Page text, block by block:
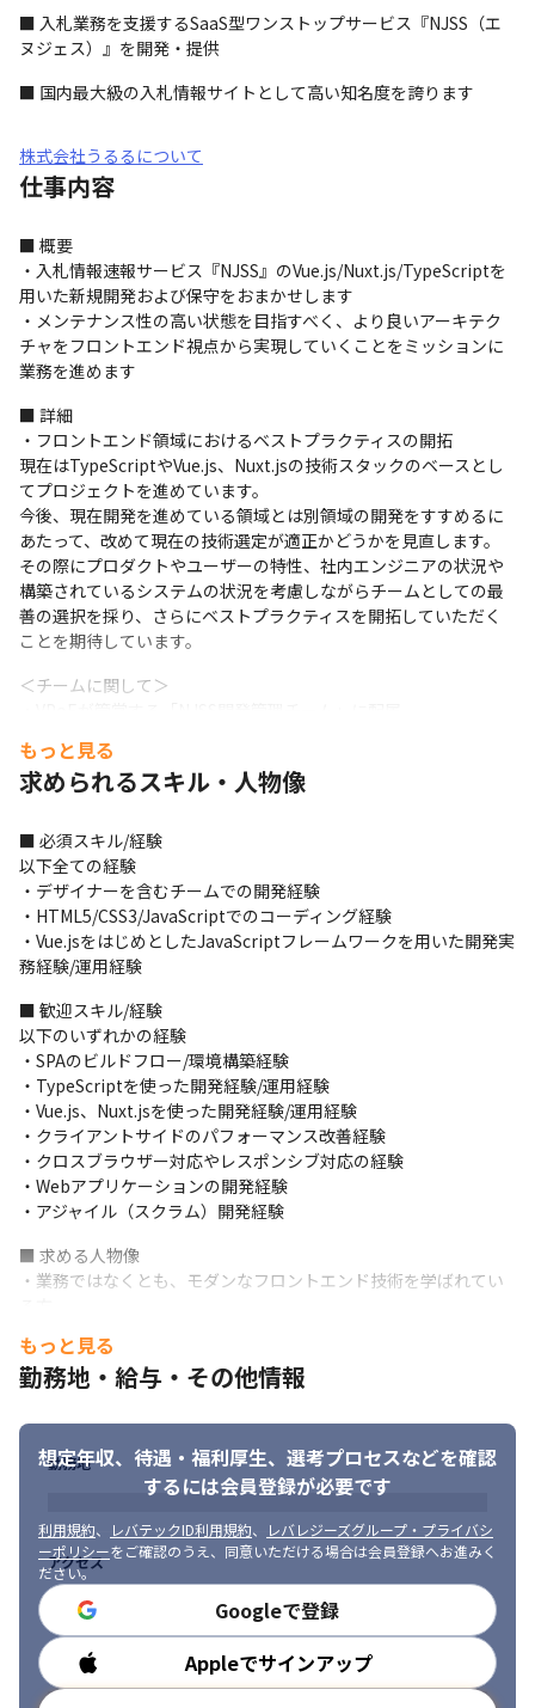
■ 入札業務を支援するSaaS型ワンストップサービス『NJSS（エ
ヌジェス）』を開発・提供
■ 国内最大級の入札情報サイトとして高い知名度を誇ります
株式会社うるるについて
仕事内容
■ 概要
・入札情報速報サービス『NJSS』のVue.js/Nuxt.js/TypeScriptを
用いた新規開発および保守をおまかせします
・メンテナンス性の高い状態を目指すべく、より良いアーキテク
チャをフロントエンド視点から実現していくことをミッションに
業務を進めます
■ 詳細
・フロントエンド領域におけるベストプラクティスの開拓
現在はTypeScriptやVue.js、Nuxt.jsの技術スタックのベースとし
てプロジェクトを進めています。
今後、現在開発を進めている領域とは別領域の開発をすすめるに
あたって、改めて現在の技術選定が適正かどうかを見直します。
その際にプロダクトやユーザーの特性、社内エンジニアの状況や
構築されているシステムの状況を考慮しながらチームとしての最
善の選択を採り、さらにベストプラクティスを開拓していただく
ことを期待しています。
＜チームに関して＞
＜開発環境に関して＞
・その他監視系ツールをプロジェクトに合わせて使用
・スクラム開発を採用し、GitHubを使ったチーム開発を実施
・開発の特徴は以下の資料を参照
エンジニア採用ピッチ資料：
https://speakerdeck.com/uluru_hr/engineer-recruiting
■ この仕事の面白み、魅力
・複数の新機能開発を計画しており、フロントエンド領域を中心
とした有用性や検索性、利便性の高いプロダクトの実現を牽引で
きます
・各アプリケーションチームと共に考え問題を解決する楽しみが
得られます
・周囲の社員から自らの仕事に対しての感謝の声を受け取ること
もあり、やりがいを感じながら働ける環境です
・世の中に価値を与えるサービス作りができる環境です
・挑戦しようとする気持ちが尊重されるため、主体性を持って活
躍できます
もっと見る
求められるスキル・人物像
■ 必須スキル/経験
以下全ての経験
・デザイナーを含むチームでの開発経験
・HTML5/CSS3/JavaScriptでのコーディング経験
・Vue.jsをはじめとしたJavaScriptフレームワークを用いた開発実
務経験/運用経験
■ 歓迎スキル/経験
以下のいずれかの経験
・SPAのビルドフロー/環境構築経験
・TypeScriptを使った開発経験/運用経験
・Vue.js、Nuxt.jsを使った開発経験/運用経験
・クライアントサイドのパフォーマンス改善経験
・クロスブラウザー対応やレスポンシブ対応の経験
・Webアプリケーションの開発経験
・アジャイル（スクラム）開発経験
■ 求める人物像
・業務ではなくとも、モダンなフロントエンド技術を学ばれてい
いがある方
・コンポーネント指向の理解がある方
・グロースハックへの興味関心がある方
・複数のフロント技術（FW等）の知見がある方
・Atomic Designの知見がある方
・チームに対して能動的に働きかける方
・「CIを回しながら、日々デプロイし、良いサービスにしたい」
という気持ちとやる気がある方
・「メンテナブルで、読みやすいコードを書く」という気持ちが
ある方
・チームの状況を把握し、最適解を導き出そうとする思考を持て
もっと見る
勤務地・給与・その他情報
想定年収、待遇・福利厚生、 選考プロセスなどを確認
するには会員登録が必要です
利用規約、 レバテックID利用規約、
レバレジーズグループ・プライバシ
ーポリシーをご確認のうえ、同意いただける場合は会員登録へお進みく
ださい。
Googleで登録
Appleでサインアップ
勤務地
アクセス
勤務時間